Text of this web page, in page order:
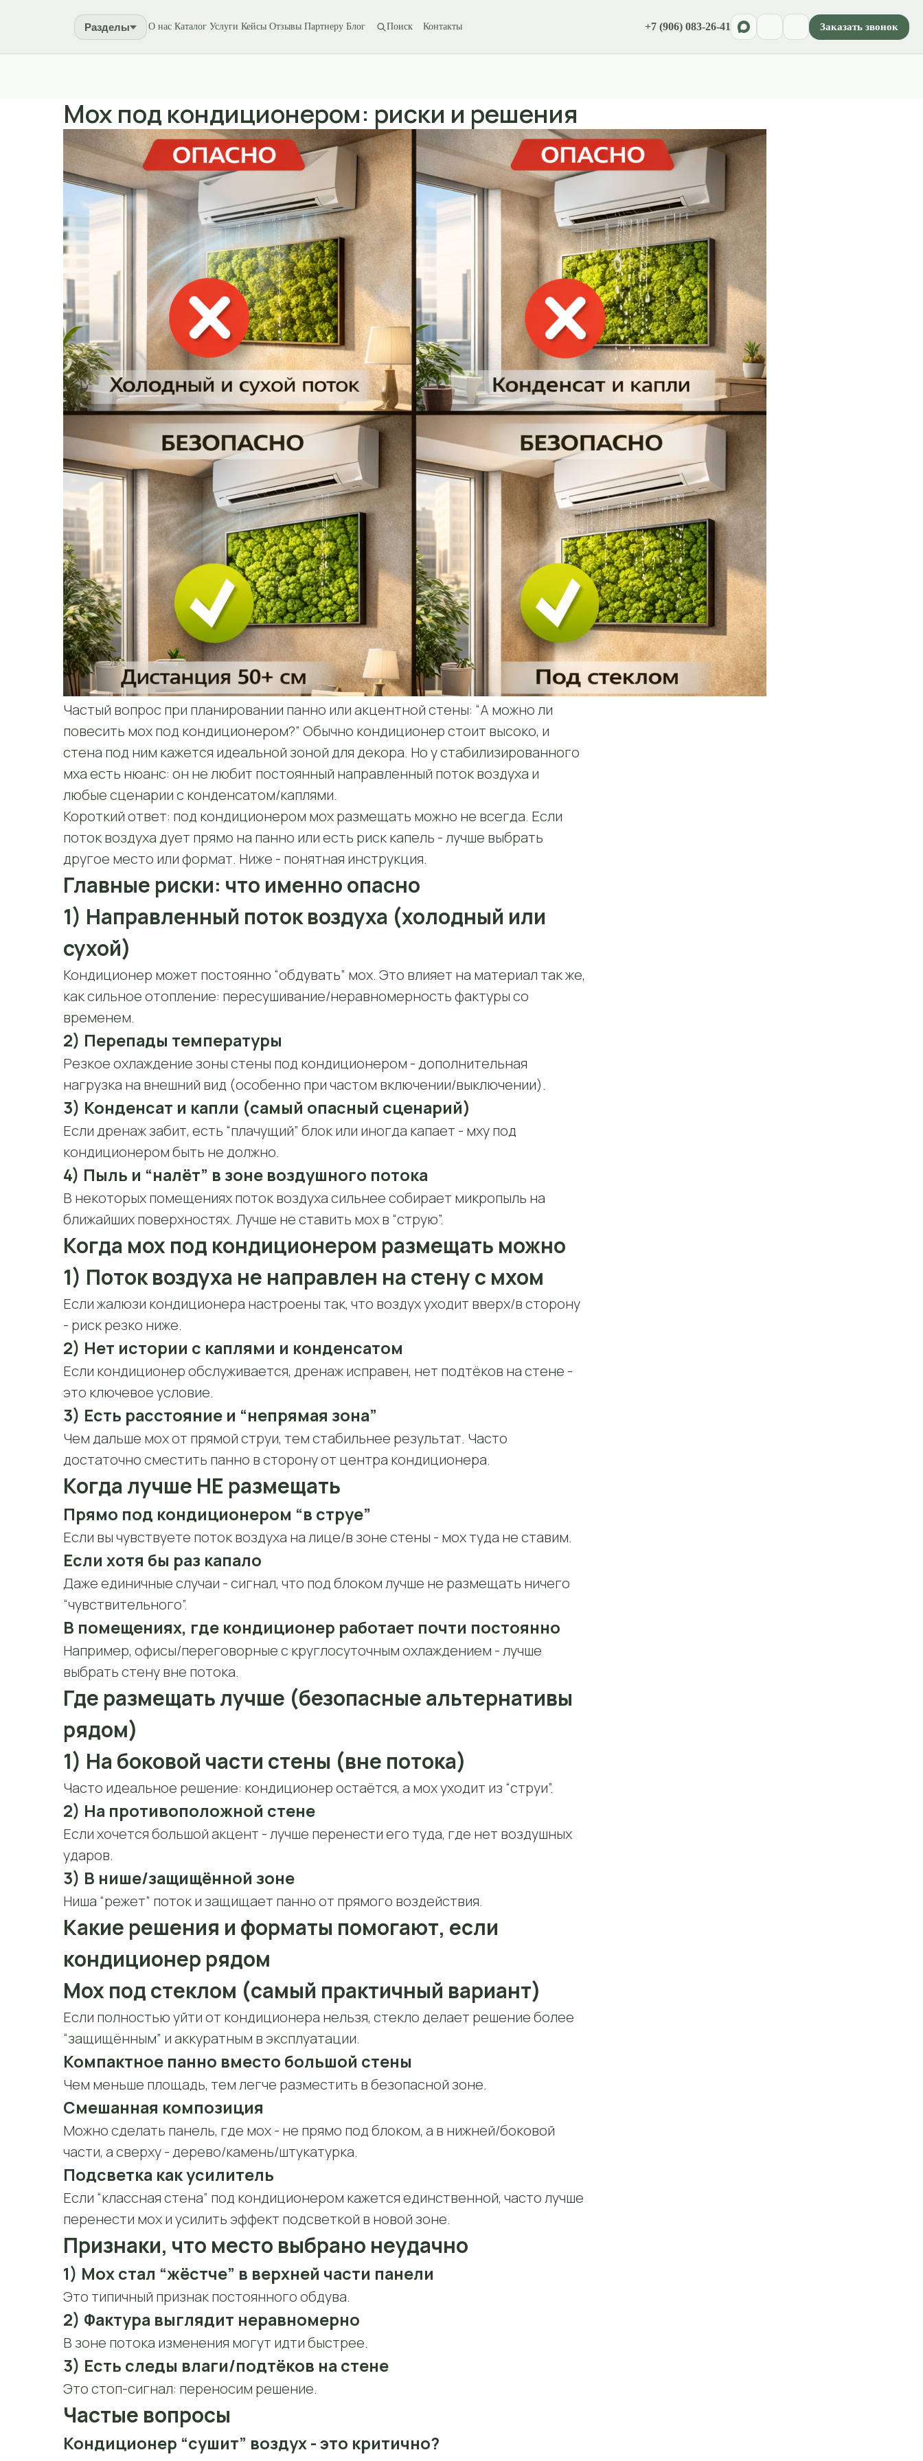
Разделы О нас Каталог Услуги Кейсы Отзывы Партнеру Блог Поиск Контакты +7 (906) 083-26-41 Заказать звонок
Мох под кондиционером: риски и решения
Частый вопрос при планировании панно или акцентной стены: “А можно ли
повесить мох под кондиционером?” Обычно кондиционер стоит высоко, и
стена под ним кажется идеальной зоной для декора. Но у стабилизированного
мха есть нюанс: он не любит постоянный направленный поток воздуха и
любые сценарии с конденсатом/каплями.
Короткий ответ: под кондиционером мох размещать можно не всегда. Если
поток воздуха дует прямо на панно или есть риск капель - лучше выбрать
другое место или формат. Ниже - понятная инструкция.
Главные риски: что именно опасно
1) Направленный поток воздуха (холодный или
сухой)
Кондиционер может постоянно “обдувать” мох. Это влияет на материал так же,
как сильное отопление: пересушивание/неравномерность фактуры со
временем.
2) Перепады температуры
Резкое охлаждение зоны стены под кондиционером - дополнительная
нагрузка на внешний вид (особенно при частом включении/выключении).
3) Конденсат и капли (самый опасный сценарий)
Если дренаж забит, есть “плачущий” блок или иногда капает - мху под
кондиционером быть не должно.
4) Пыль и “налёт” в зоне воздушного потока
В некоторых помещениях поток воздуха сильнее собирает микропыль на
ближайших поверхностях. Лучше не ставить мох в “струю”.
Когда мох под кондиционером размещать можно
1) Поток воздуха не направлен на стену с мхом
Если жалюзи кондиционера настроены так, что воздух уходит вверх/в сторону
- риск резко ниже.
2) Нет истории с каплями и конденсатом
Если кондиционер обслуживается, дренаж исправен, нет подтёков на стене -
это ключевое условие.
3) Есть расстояние и “непрямая зона”
Чем дальше мох от прямой струи, тем стабильнее результат. Часто
достаточно сместить панно в сторону от центра кондиционера.
Когда лучше НЕ размещать
Прямо под кондиционером “в струе”
Если вы чувствуете поток воздуха на лице/в зоне стены - мох туда не ставим.
Если хотя бы раз капало
Даже единичные случаи - сигнал, что под блоком лучше не размещать ничего
“чувствительного”.
В помещениях, где кондиционер работает почти постоянно
Например, офисы/переговорные с круглосуточным охлаждением - лучше
выбрать стену вне потока.
Где размещать лучше (безопасные альтернативы
рядом)
1) На боковой части стены (вне потока)
Часто идеальное решение: кондиционер остаётся, а мох уходит из “струи”.
2) На противоположной стене
Если хочется большой акцент - лучше перенести его туда, где нет воздушных
ударов.
3) В нише/защищённой зоне
Ниша “режет” поток и защищает панно от прямого воздействия.
Какие решения и форматы помогают, если
кондиционер рядом
Мох под стеклом (самый практичный вариант)
Если полностью уйти от кондиционера нельзя, стекло делает решение более
“защищённым” и аккуратным в эксплуатации.
Компактное панно вместо большой стены
Чем меньше площадь, тем легче разместить в безопасной зоне.
Смешанная композиция
Можно сделать панель, где мох - не прямо под блоком, а в нижней/боковой
части, а сверху - дерево/камень/штукатурка.
Подсветка как усилитель
Если “классная стена” под кондиционером кажется единственной, часто лучше
перенести мох и усилить эффект подсветкой в новой зоне.
Признаки, что место выбрано неудачно
1) Мох стал “жёстче” в верхней части панели
Это типичный признак постоянного обдува.
2) Фактура выглядит неравномерно
В зоне потока изменения могут идти быстрее.
3) Есть следы влаги/подтёков на стене
Это стоп-сигнал: переносим решение.
Частые вопросы
Кондиционер “сушит” воздух - это критично?